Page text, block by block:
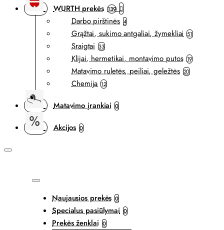
WURTH prekės 139
Darbo pirštinės 4
Grąžtai, sukimo antgaliai, žymekliai 51
Sraigtai 33
Klijai, hermetikai, montavimo putos 19
Matavimo ruletės, peiliai, geležtės 20
Chemija 12
Matavimo įrankiai 0
Akcijos 0
Naujausios prekės 0
Specialus pasiūlymai 0
Prekės ženklai 0